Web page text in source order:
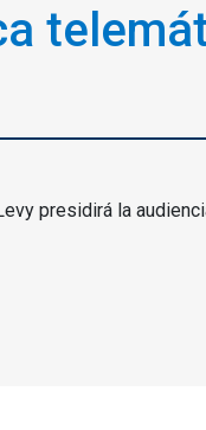
presidirá la